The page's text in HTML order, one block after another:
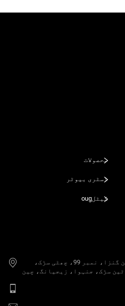
محصولات
ڈسٹری بیوٹر
کیٹلoug
کمرہ 2207، عمارت بی، فیوٹین گنزا، نمبر 99، چھٹی سڑک،
سڑک، جنہوا، زیجیانگ، چین